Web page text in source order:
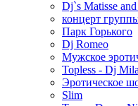
Dj`s Matisse
концерт
Парк Горького
Dj Romeo
Мужское
Topless - Dj
Эротическое
Slim